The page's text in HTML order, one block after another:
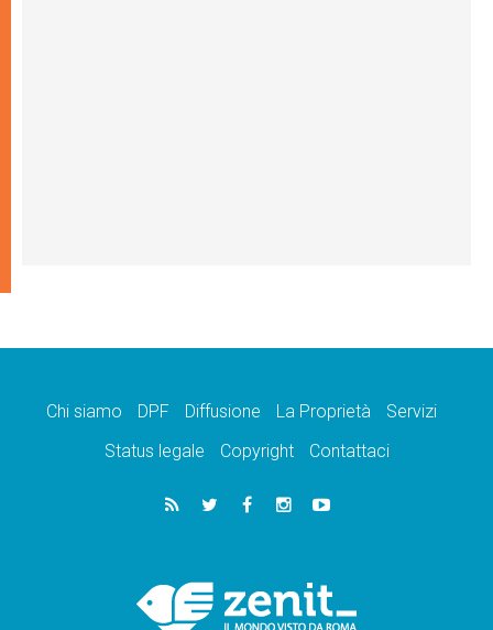
Chi siamo DPF Diffusione La Proprietà
Servizi
Status legale
Copyright Contattaci